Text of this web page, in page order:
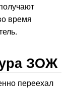
время
ЗОЖ
переехал